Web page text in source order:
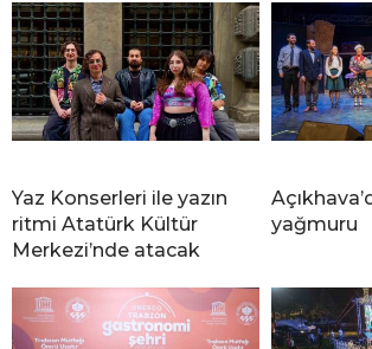
Yaz Konserleri ile yazın
ritmi Atatürk Kültür
Merkezi’nde atacak
yağmuru